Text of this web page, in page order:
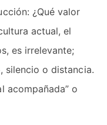
¿Qué valor
actual, el
es irrelevante;
silencio o distancia.
acompañada” o